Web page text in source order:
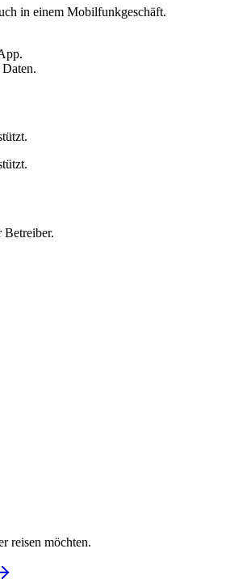
in einem Mobilfunkgeschäft.
Betreiber.
reisen möchten.